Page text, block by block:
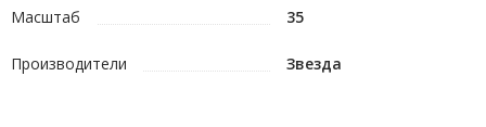
Масштаб 35
Производители Звезда